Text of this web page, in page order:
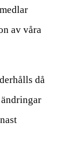
av våra
då